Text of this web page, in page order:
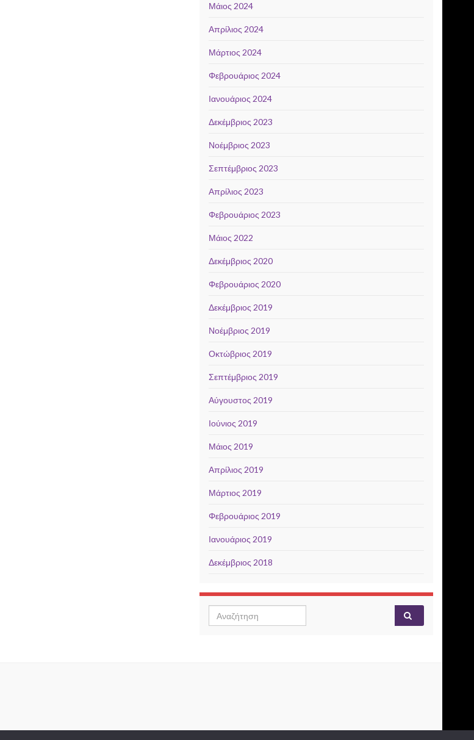
Μάιος 2024
Απρίλιος 2024
Μάρτιος 2024
Φεβρουάριος 2024
Ιανουάριος 2024
Δεκέμβριος 2023
Νοέμβριος 2023
Σεπτέμβριος 2023
Απρίλιος 2023
Φεβρουάριος 2023
Μάιος 2022
Δεκέμβριος 2020
Φεβρουάριος 2020
Δεκέμβριος 2019
Νοέμβριος 2019
Οκτώβριος 2019
Σεπτέμβριος 2019
Αύγουστος 2019
Ιούνιος 2019
Μάιος 2019
Απρίλιος 2019
Μάρτιος 2019
Φεβρουάριος 2019
Ιανουάριος 2019
Δεκέμβριος 2018
Search for: